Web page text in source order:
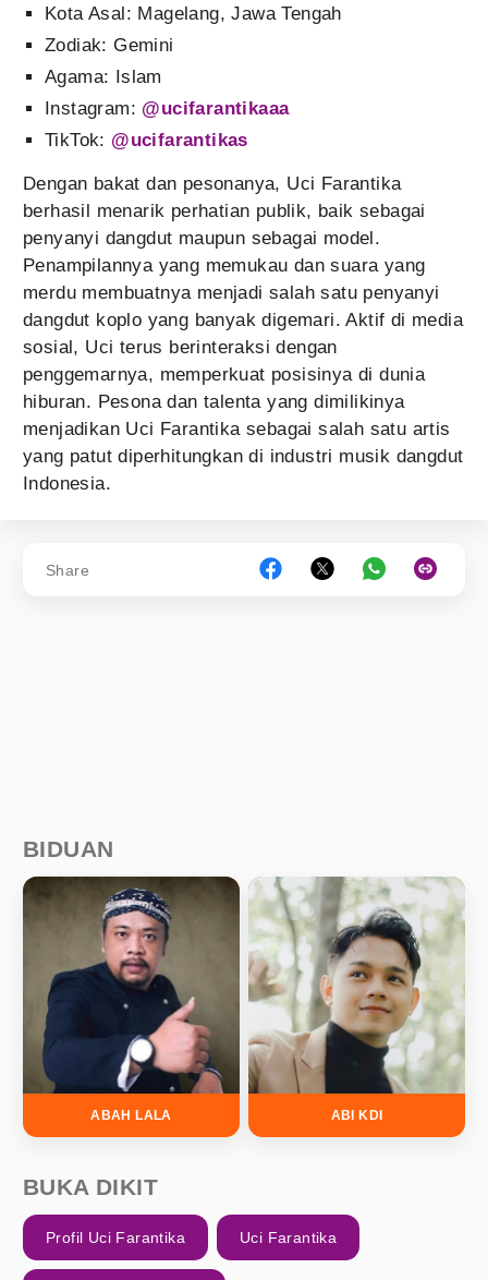
Kota Asal: Magelang, Jawa Tengah
Zodiak: Gemini
Agama: Islam
Instagram: @ucifarantikaaa
TikTok: @ucifarantikas
Dengan bakat dan pesonanya, Uci Farantika
berhasil menarik perhatian publik, baik sebagai
penyanyi dangdut maupun sebagai model.
Penampilannya yang memukau dan suara yang
merdu membuatnya menjadi salah satu penyanyi
dangdut koplo yang banyak digemari. Aktif di media
sosial, Uci terus berinteraksi dengan
penggemarnya, memperkuat posisinya di dunia
hiburan. Pesona dan talenta yang dimilikinya
menjadikan Uci Farantika sebagai salah satu artis
yang patut diperhitungkan di industri musik dangdut
Indonesia.
Share
BIDUAN
ABAH LALA ABI KDI
BUKA DIKIT
Profil Uci Farantika Uci Farantika